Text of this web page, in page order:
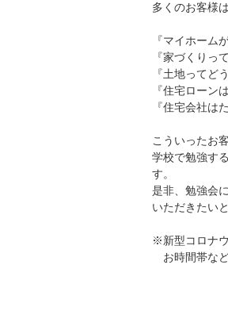
多くのお客様
『マイホーム
『家づくりっ
『土地ってど
『住宅ローン
『住宅会社は
こういったお
学校で勉強す
す。
是非、勉強会
いただきたい
※新型コロナ
お時間帯など